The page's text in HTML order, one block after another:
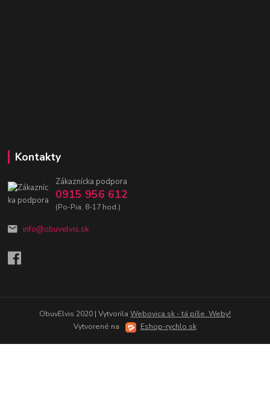
Kontakty
Zákaznícka podpora
0915 956 612
(Po-Pia, 8-17 hod.)
info@obuvelvis.sk
ObuvElvis 2020 | Vytvorila Webovica.sk - tá píše. Weby!
Vytvorené na
Eshop-rychlo.sk